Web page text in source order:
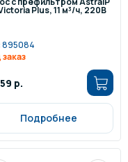
Plus, 11 м³/ч, 220В
895084
р.
Подробнее